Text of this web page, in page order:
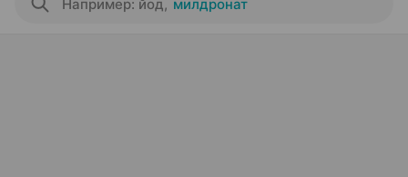
Например: йод, милдронат